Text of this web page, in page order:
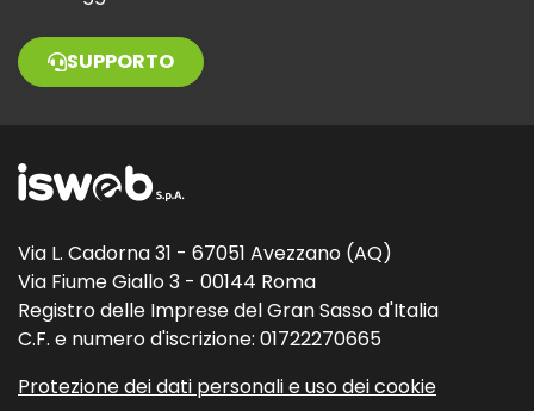
SUPPORTO
Via L. Cadorna 31 - 67051 Avezzano (AQ)
Via Fiume Giallo 3 - 00144 Roma
Registro delle Imprese del Gran Sasso d'Italia
C.F. e numero d'iscrizione: 01722270665
Protezione dei dati personali e uso dei cookie